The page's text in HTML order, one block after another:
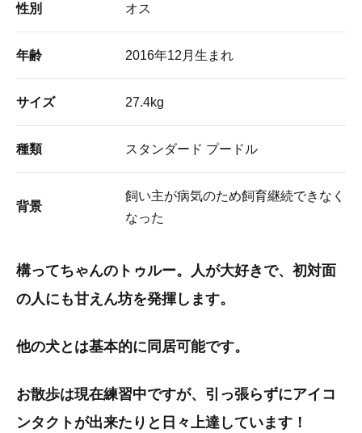
性別 オス
年齢 2016年12月生まれ
サイズ 27.4kg
種類 スタンダード プードル
背景
飼い主が病気のため飼育継続できなく
なった
構ってちゃんのトゥルー。人が大好きで、初対面
の人にも甘えん坊を発揮します。
他の犬とは基本的に同居可能です。
お散歩は現在練習中ですが、引っ張らずにアイコ
ンタクトが出来たりと日々上達しています！